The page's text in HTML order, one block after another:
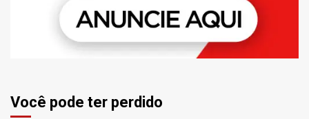
Você pode ter perdido